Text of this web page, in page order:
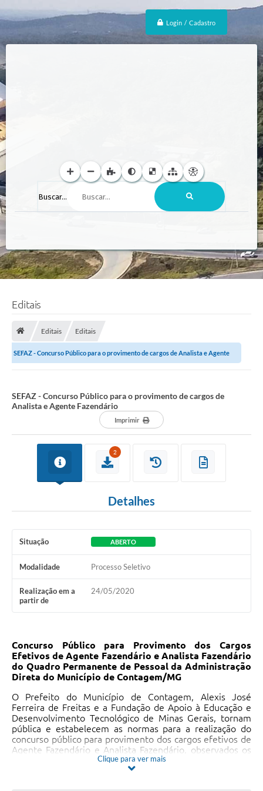
Login / Cadastro
Buscar...
Editais
Editais Editais
SEFAZ - Concurso Público para o provimento de cargos de Analista e Agente
SEFAZ - Concurso Público para o provimento de cargos de
Analista e Agente Fazendário
Imprimir
2
Detalhes
Situação ABERTO
Modalidade Processo Seletivo
Realização em a
partir de
24/05/2020
Concurso Público para Provimento dos Cargos
Efetivos de Agente Fazendário e Analista Fazendário
do Quadro Permanente de Pessoal da Administração
Direta do Município de Contagem/MG
O Prefeito do Município de Contagem, Alexis José
Ferreira de Freitas e a Fundação de Apoio à Educação e
Desenvolvimento Tecnológico de Minas Gerais, tornam
pública e estabelecem as normas para a realização do
concurso público para provimento dos cargos efetivos de
Agente Fazendário e Analista Fazendário, observados os
termos da Lei Orgânica do Município de Contagem, de 20
de março de 1990; Lei nº 2.102 de 15 de julho de 1990 e
Clique para ver mais